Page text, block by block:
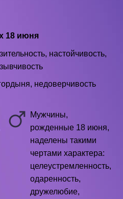
18 июня
настойчивость,
недоверчивость
Мужчины,
рожденные 18 июня,
наделены такими
чертами характера:
целеустремленность,
одаренность,
дружелюбие,